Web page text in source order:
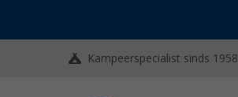
Kampeerspecialist sinds 1958